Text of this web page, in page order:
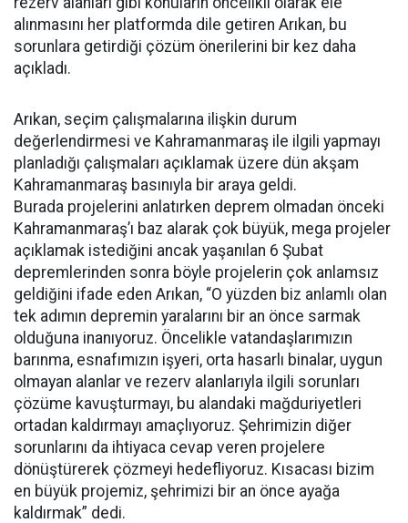
alınmasını her platformda dile getiren Arıkan, bu
sorunlara getirdiği çözüm önerilerini bir kez daha
açıkladı.
Arıkan, seçim çalışmalarına ilişkin durum
değerlendirmesi ve Kahramanmaraş ile ilgili yapmayı
planladığı çalışmaları açıklamak üzere dün akşam
Kahramanmaraş basınıyla bir araya geldi.
Burada projelerini anlatırken deprem olmadan önceki
Kahramanmaraş’ı baz alarak çok büyük, mega projeler
açıklamak istediğini ancak yaşanılan 6 Şubat
depremlerinden sonra böyle projelerin çok anlamsız
geldiğini ifade eden Arıkan, “O yüzden biz anlamlı olan
tek adımın depremin yaralarını bir an önce sarmak
olduğuna inanıyoruz. Öncelikle vatandaşlarımızın
barınma, esnafımızın işyeri, orta hasarlı binalar, uygun
olmayan alanlar ve rezerv alanlarıyla ilgili sorunları
çözüme kavuşturmayı, bu alandaki mağduriyetleri
ortadan kaldırmayı amaçlıyoruz. Şehrimizin diğer
sorunlarını da ihtiyaca cevap veren projelere
dönüştürerek çözmeyi hedefliyoruz. Kısacası bizim
en büyük projemiz, şehrimizi bir an önce ayağa
kaldırmak” dedi.